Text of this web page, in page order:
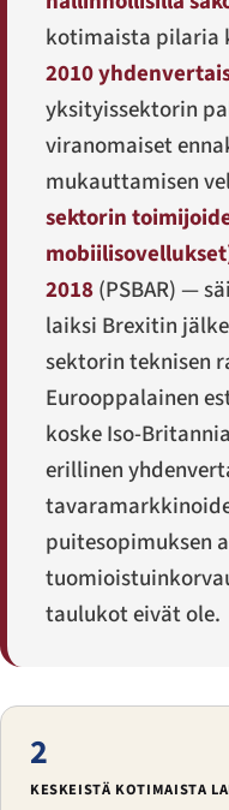
kotimaista pilaria
2010
yksityissektorin
viranomaiset
mukauttamisen
sektorin
2018(PSBAR) —
laiksi Brexitin
sektorin teknisen
Eurooppalainen
koske Iso-
erillinen
puitesopimuksen
taulukot eivät ole.
2
KESKEISTÄ KOTIMAISTA